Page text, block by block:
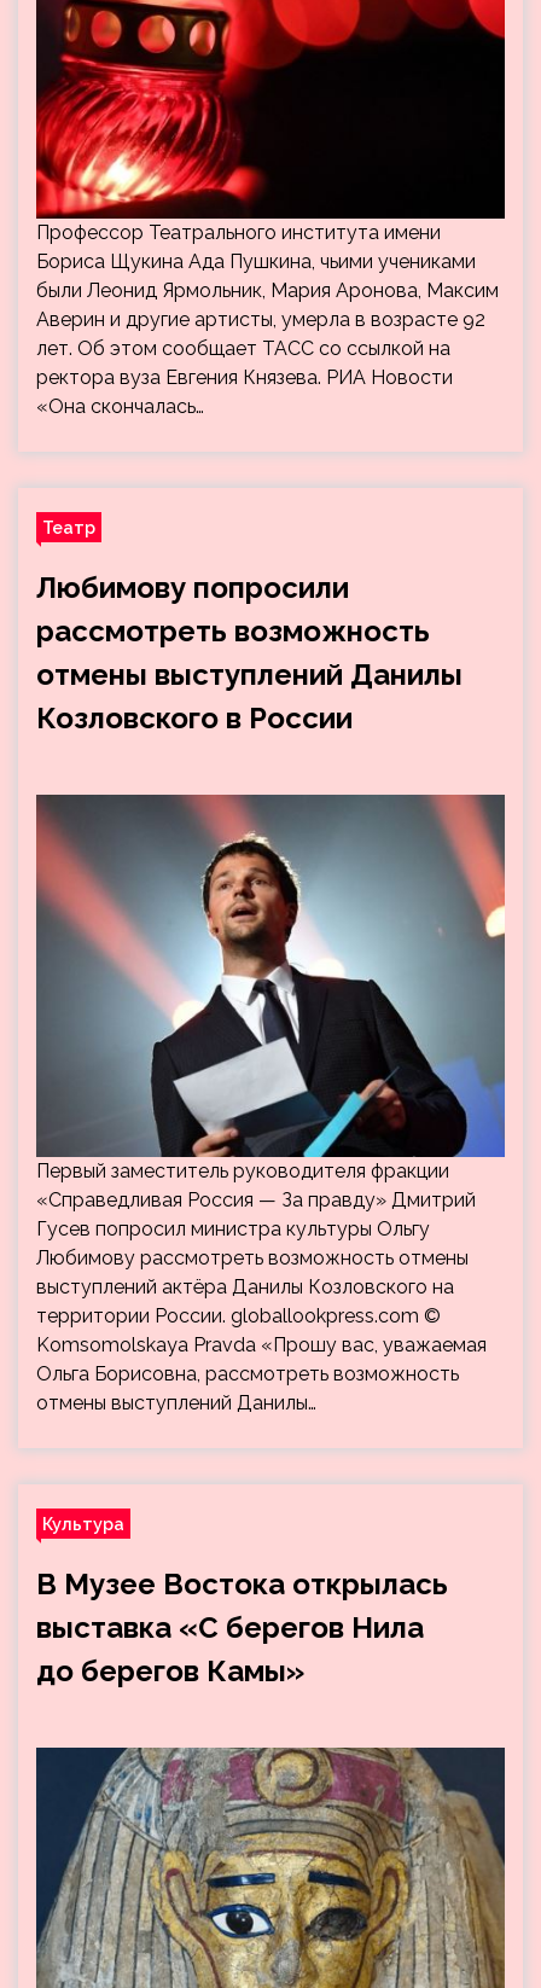
Профессор Театрального института имени
Бориса Щукина Ада Пушкина, чьими учениками
были Леонид Ярмольник, Мария Аронова, Максим
Аверин и другие артисты, умерла в возрасте 92
лет. Об этом сообщает ТАСС со ссылкой на
ректора вуза Евгения Князева. РИА Новости
«Она скончалась…
Театр
Любимову попросили
рассмотреть возможность
отмены выступлений Данилы
Козловского в России
Первый заместитель руководителя фракции
«Справедливая Россия — За правду» Дмитрий
Гусев попросил министра культуры Ольгу
Любимову рассмотреть возможность отмены
выступлений актёра Данилы Козловского на
территории России. globallookpress.com ©
Komsomolskaya Pravda «Прошу вас, уважаемая
Ольга Борисовна, рассмотреть возможность
отмены выступлений Данилы…
Культура
В Музее Востока открылась
выставка «С берегов Нила
до берегов Камы»